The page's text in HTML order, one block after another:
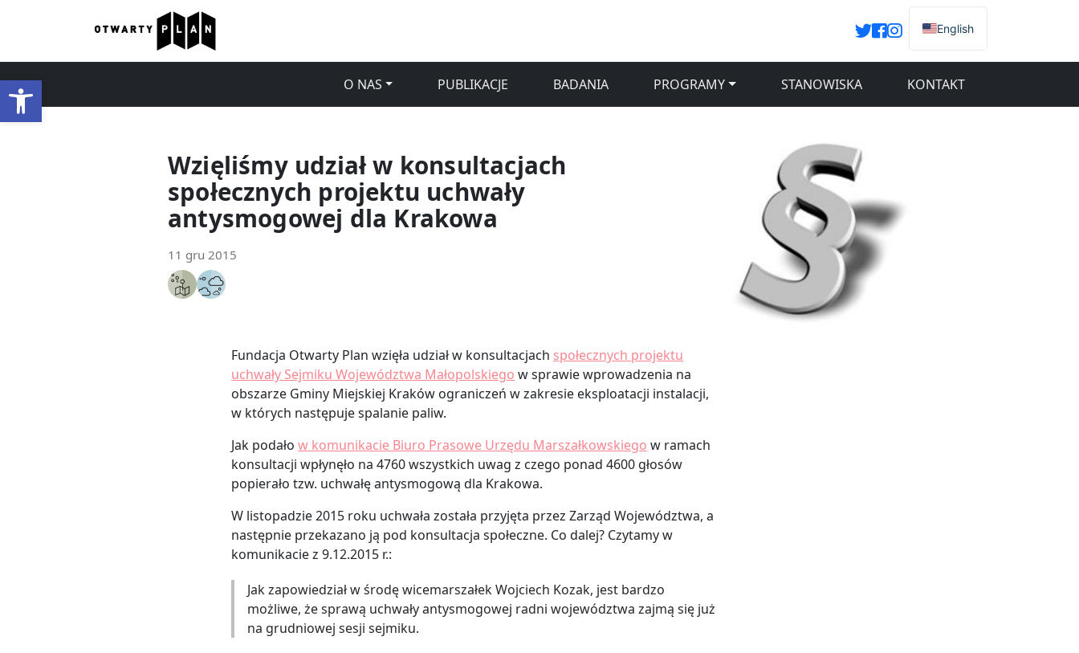
Otwórz pasek narzędzi
English
O NAS PUBLIKACJE BADANIA PROGRAMY STANOWISKA KONTAKT
Wzięliśmy udział w konsultacjach
społecznych projektu uchwały
antysmogowej dla Krakowa
11 gru 2015
Fundacja Otwarty Plan wzięła udział w konsultacjach społecznych projektu
uchwały Sejmiku Województwa Małopolskiego w sprawie wprowadzenia na
obszarze Gminy Miejskiej Kraków ograniczeń w zakresie eksploatacji instalacji,
w których następuje spalanie paliw.
Jak podałow komunikacie Biuro Prasowe Urzędu Marszałkowskiego w ramach
konsultacji wpłynęło na 4760 wszystkich uwag z czego ponad 4600 głosów
popierało tzw. uchwałę antysmogową dla Krakowa.
W listopadzie 2015 roku uchwała została przyjęta przez Zarząd Województwa, a
następnie przekazano ją pod konsultacja społeczne. Co dalej? Czytamy w
komunikacie z 9.12.2015 r.:
Jak zapowiedział w środę wicemarszałek Wojciech Kozak, jest bardzo
możliwe, że sprawą uchwały antysmogowej radni województwa zajmą się już
na grudniowej sesji sejmiku.